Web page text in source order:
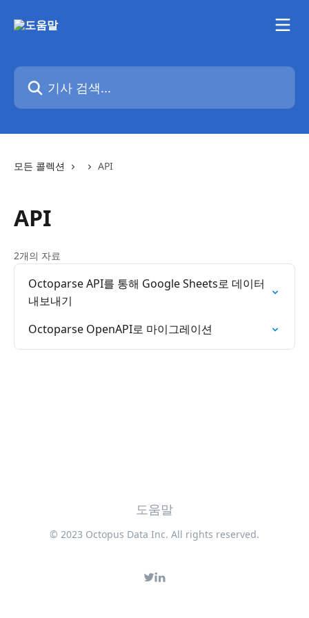
기사 검색...
모든 콜렉션 API
API
2개의 자료
Octoparse API를 통해 Google Sheets로 데이터
내보내기
Octoparse OpenAPI로 마이그레이션
도움말
© 2023 Octopus Data Inc. All rights reserved.